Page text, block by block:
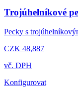
Trojúhelníkové
Pecky s
CZK 48,887
vč. DPH
Konfigurovat